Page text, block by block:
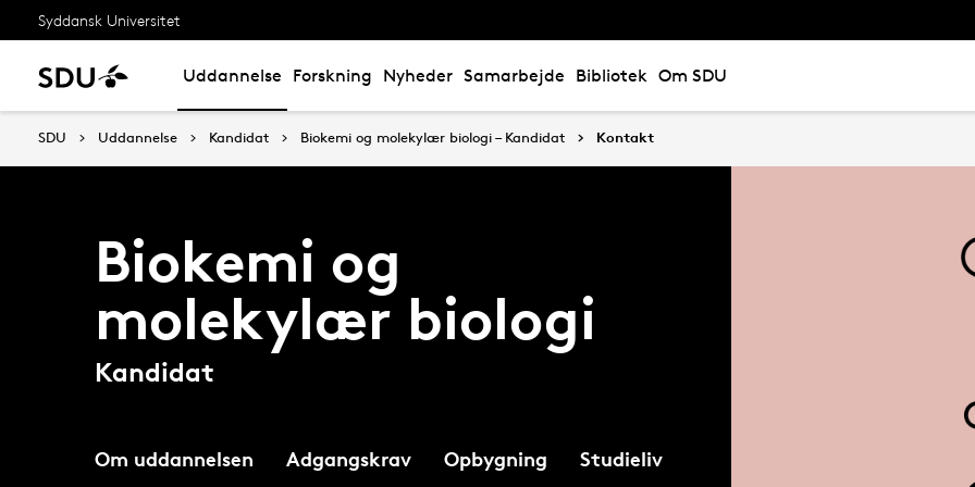
Syddansk Universitet
Uddannelse Forskning Nyheder Samarbejde Bibliotek Om SDU
SDU Uddannelse Kandidat Biokemi og molekylær biologi – Kandidat Kontakt
Biokemi og
molekylær biologi
Kandidat
Om uddannelsen Adgangskrav Opbygning
Studieliv